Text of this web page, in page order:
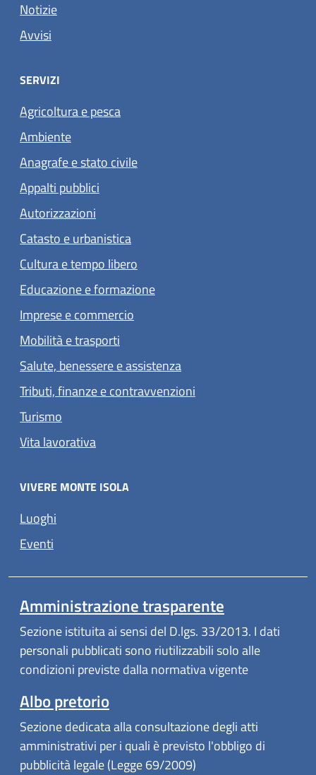
Notizie
Avvisi
SERVIZI
Agricoltura e pesca
Ambiente
Anagrafe e stato civile
Appalti pubblici
Autorizzazioni
Catasto e urbanistica
Cultura e tempo libero
Educazione e formazione
Imprese e commercio
Mobilità e trasporti
Salute, benessere e assistenza
Tributi, finanze e contravvenzioni
Turismo
Vita lavorativa
VIVERE MONTE ISOLA
Luoghi
Eventi
Amministrazione trasparente
Sezione istituita ai sensi del D.lgs. 33/2013. I dati
personali pubblicati sono riutilizzabili solo alle
condizioni previste dalla normativa vigente
Albo pretorio
Sezione dedicata alla consultazione degli atti
amministrativi per i quali è previsto l'obbligo di
pubblicità legale (Legge 69/2009)